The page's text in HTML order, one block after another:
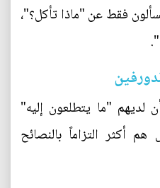
فقط عن "ماذا تأكل؟"،
لديهم "ما يتطلعون إليه"
أكثر التزاماً بالنصائح